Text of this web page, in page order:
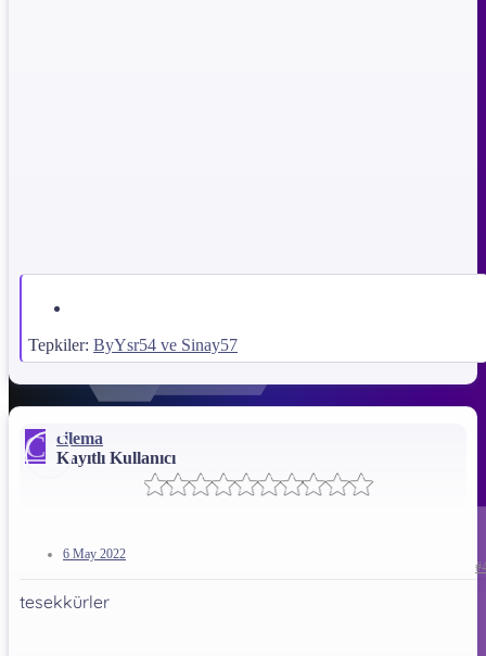
Tepkiler: ByYsr54 ve Sinay57
C cilema
Kayıtlı Kullanıcı
6 May 2022
tesekkürler